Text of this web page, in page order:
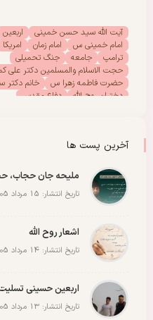
آیت الله سید حسن خمینی اربعین
امام خمینی س
امام زمان امریکا
ترامپ
جامعه
جنگ تحمیلی
حجت الاسلام والمسلمین دکتر علی
حضرت فاطمه زهرا س
خانم دکتر
دختران روح الله
دفاع مقدس
مادران شهدا
مجمع دختران روح اللهآخرین پست ها
ملیحه جان حجاب،
تاریخ انتشار: 15 مرداد 1405
اشعار روح الله
تاریخ انتشار: 14 مرداد 1405
اربعین حسینی
تاریخ انتشار: 13 مرداد 1405